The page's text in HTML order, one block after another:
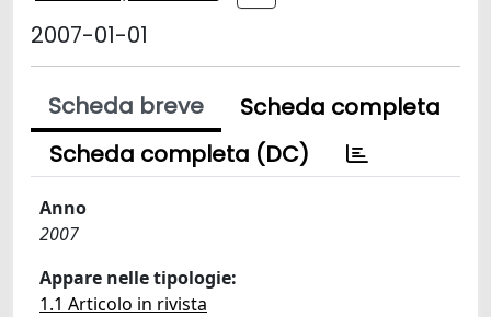
2007-01-01
Scheda breve
Scheda completa
Scheda completa (DC)
Anno
2007
Appare nelle tipologie:
1.1 Articolo in rivista